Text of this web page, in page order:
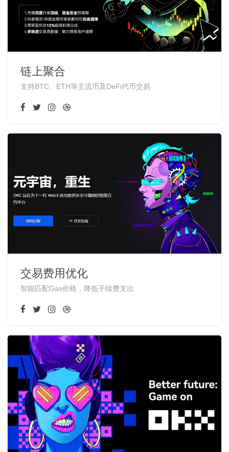
链上聚合
支持BTC、ETH等主流币及DeFi代币交易
交易费用优化
智能匹配Gas价格，降低手续费支出